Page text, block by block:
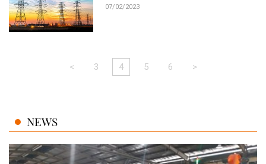
07/02/2023
< 3 4 5 6 >
NEWS